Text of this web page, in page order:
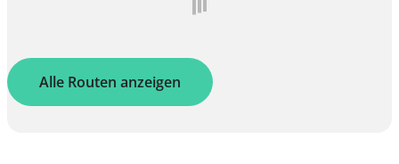
Alle Routen anzeigen